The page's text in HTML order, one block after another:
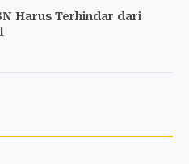
Harus Terhindar dari